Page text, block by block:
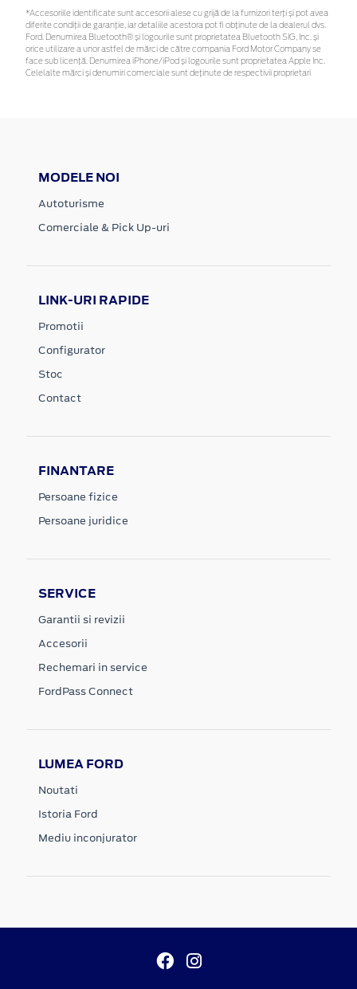
*Accesoriile identificate sunt accesorii alese cu grijă de la furnizori terți și pot avea
diferite condiții de garanție, iar detaliile acestora pot fi obținute de la dealerul dvs.
Ford. Denumirea Bluetooth® și logourile sunt proprietatea Bluetooth SIG, Inc. și
orice utilizare a unor astfel de mărci de către compania Ford Motor Company se
face sub licență. Denumirea iPhone/iPod și logourile sunt proprietatea Apple Inc.
Celelalte mărci și denumiri comerciale sunt deținute de respectivii proprietari
MODELE NOI
Autoturisme
Comerciale & Pick Up-uri
LINK-URI RAPIDE
Promotii
Configurator
Stoc
Contact
FINANTARE
Persoane fizice
Persoane juridice
SERVICE
Garantii si revizii
Accesorii
Rechemari in service
FordPass Connect
LUMEA FORD
Noutati
Istoria Ford
Mediu inconjurator